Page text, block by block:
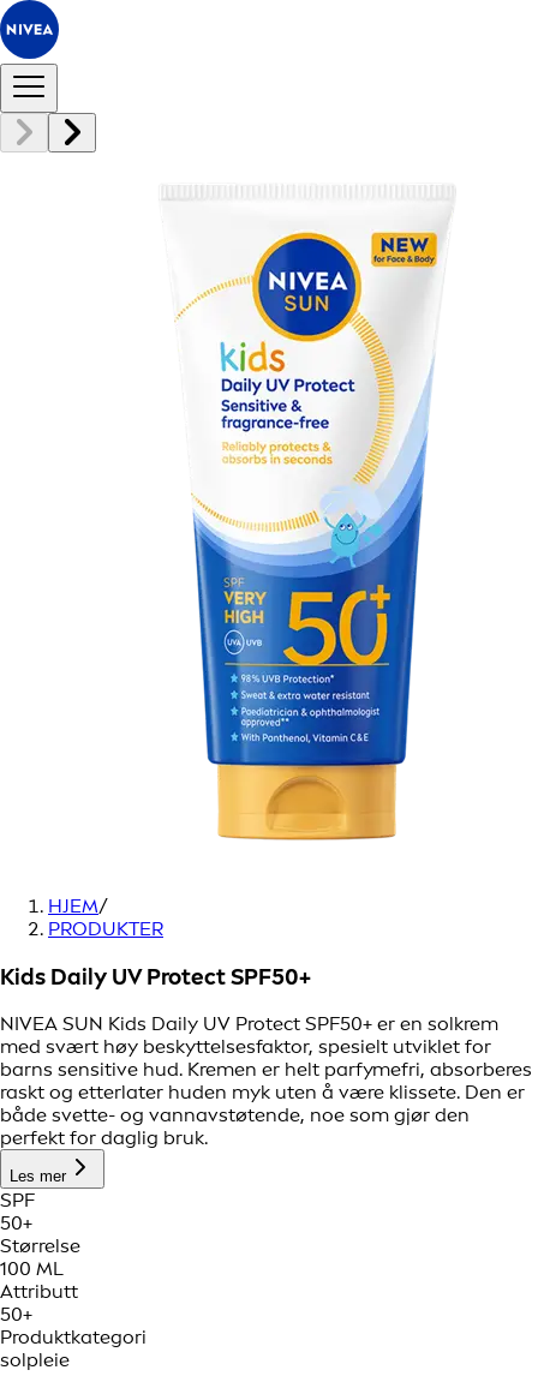
HJEM/
PRODUKTER
Kids Daily UV Protect SPF50+
NIVEA SUN Kids Daily UV Protect SPF50+ er en solkrem
med svært høy beskyttelsesfaktor, spesielt utviklet for
barns sensitive hud. Kremen er helt parfymefri, absorberes
raskt og etterlater huden myk uten å være klissete. Den er
både svette- og vannavstøtende, noe som gjør den
perfekt for daglig bruk.
Les mer
SPF
50+
Størrelse
100 ML
Attributt
50+
Produktkategori
solpleie